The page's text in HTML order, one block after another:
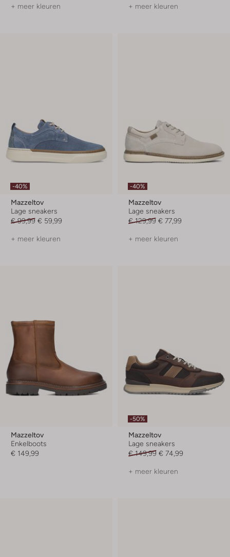
+ meer kleuren + meer kleuren
-40%
Mazzeltov
Lage sneakers
€ 99,99 € 59,99
+ meer kleuren
-40%
Mazzeltov
Lage sneakers
€ 129,99 € 77,99
+ meer kleuren
Mazzeltov
Enkelboots
€ 149,99
-50%
Mazzeltov
Lage sneakers
€ 149,99 € 74,99
+ meer kleuren